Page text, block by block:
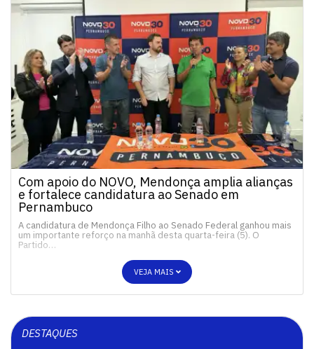
Com apoio do NOVO, Mendonça amplia alianças
e fortalece candidatura ao Senado em
Pernambuco
A candidatura de Mendonça Filho ao Senado Federal ganhou mais
um importante reforço na manhã desta quarta-feira (5). O
Partido…
VEJA MAIS
DESTAQUES